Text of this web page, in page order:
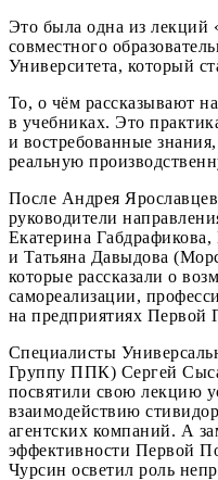
Это была одна из лекций
совместного
Университета, который
То, о чём рассказывают
в учебниках. Это
и востребованные
реальную
После Андрея
руководители
Екатерина
и Татьяна Давыдова
которые рассказали о
самореализации,
на предприятиях Первой
Специалисты
Группу ППК) Сергей
посвятили свою лекцию
взаимодействию
агентских компаний. А
эффективности Первой
Чурсин осветил роль